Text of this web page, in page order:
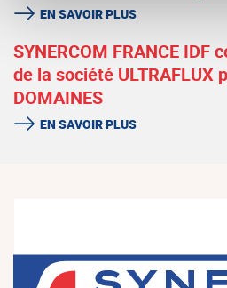
EN SAVOIR PLUS
SYNERCOM FRANCE IDF
de la société ULTRAFLUX
DOMAINES
EN SAVOIR PLUS